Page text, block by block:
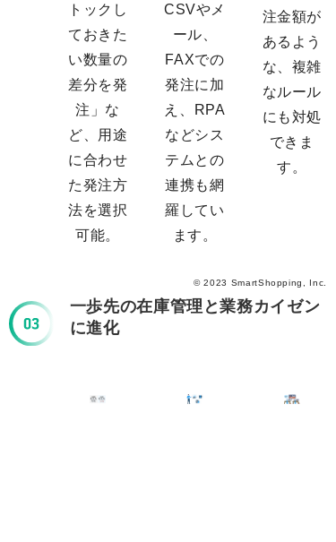
トックし
ておきた
い数量の
差分を発
注」な
ど、用途
に合わせ
た発注方
法を選択
可能。
CSVやメ
ール、
FAXでの
発注に加
え、RPA
などシス
テムとの
連携も網
羅してい
ます。
注金額が
あるよう
な、複雑
なルール
にも対処
できま
す。
© 2023 SmartShopping, Inc.
一歩先の在庫管理と業務カイゼン
に進化